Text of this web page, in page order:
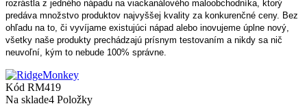
rozrástla z jedného nápadu na viackanálového maloobchodníka, ktorý
predáva množstvo produktov najvyššej kvality za konkurenčné ceny. Bez
ohľadu na to, či vyvíjame existujúci nápad alebo inovujeme úplne nový,
všetky naše produkty prechádzajú prísnym testovaním a nikdy sa nič
neuvoľní, kým to nebude 100% správne.
Kód RM419
Na sklade4 Položky